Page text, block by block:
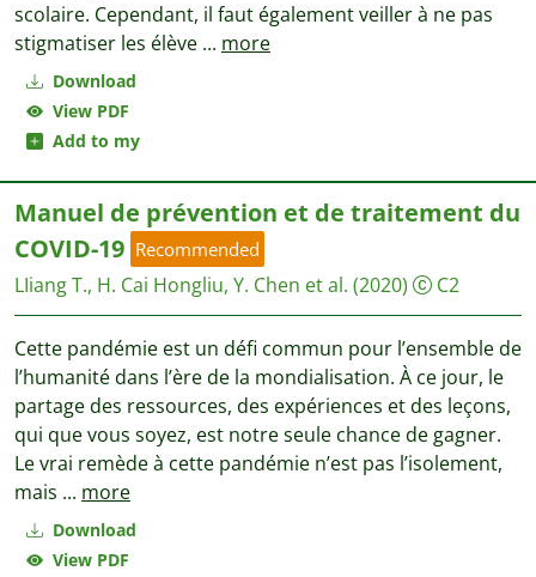
Download
View PDF
Add to my
scolaire. Cependant, il faut également veiller à ne pas
stigmatiser les élève ... more
Download
View PDF
Manuel de prévention et de traitement du
COVID-19 Recommended
LIiang T., H. Cai Hongliu, Y. Chen et al. (2020) C2
Cette pandémie est un déﬁ commun pour l’ensemble de
l’humanité dans l’ère de la mondialisation. À ce jour, le
partage des ressources, des expériences et des leçons,
qui que vous soyez, est notre seule chance de gagner.
Le vrai remède à cette pandémie n’est pas l’isolement,
mais ... more